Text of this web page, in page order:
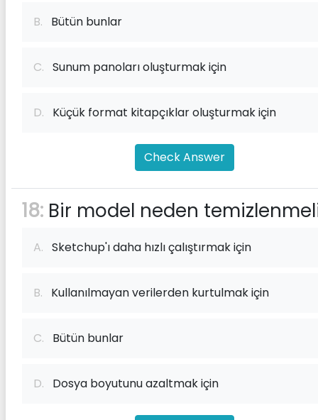
B. Bütün bunlar
C. Sunum panoları oluşturmak için
D. Küçük format kitapçıklar oluşturmak için
Check Answer
18: Bir model neden
A. Sketchup'ı daha hızlı çalıştırmak için
B. Kullanılmayan verilerden kurtulmak için
C. Bütün bunlar
D. Dosya boyutunu azaltmak için